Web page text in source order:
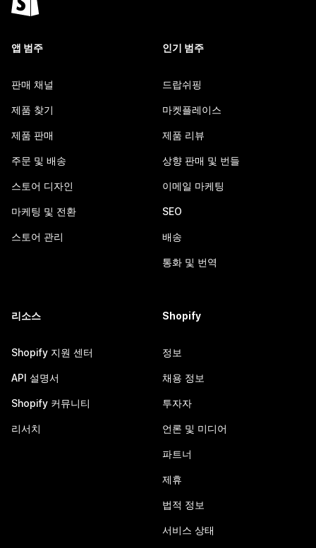
앱 범주
판매 채널
제품 찾기
제품 판매
주문 및 배송
스토어 디자인
마케팅 및 전환
스토어 관리
인기 범주
드랍쉬핑
마켓플레이스
제품 리뷰
상향 판매 및 번들
이메일 마케팅
SEO
배송
통화 및 번역
리소스
Shopify 지원 센터
API 설명서
Shopify 커뮤니티
리서치
Shopify
정보
채용 정보
투자자
언론 및 미디어
파트너
제휴
법적 정보
서비스 상태